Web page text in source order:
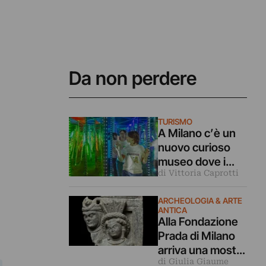
Da non perdere
TURISMO
A Milano c’è un
nuovo curioso
museo dove i
nostri cinque
ingannati
di Vittoria Caprotti
ARCHEOLOGIA & ARTE
ANTICA
Alla Fondazione
Prada di Milano
arriva una mostra
di Giulia Giaume